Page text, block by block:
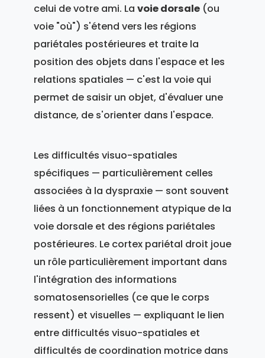
celui de votre ami. La voie dorsale(ou
voie "où") s'étend vers les régions
pariétales postérieures et traite la
position des objets dans l'espace et les
relations spatiales — c'est la voie qui
permet de saisir un objet, d'évaluer une
distance, de s'orienter dans l'espace.
Les difficultés visuo-spatiales
spécifiques — particulièrement celles
associées à la dyspraxie — sont souvent
liées à un fonctionnement atypique de la
voie dorsale et des régions pariétales
postérieures. Le cortex pariétal droit joue
un rôle particulièrement important dans
l'intégration des informations
somatosensorielles (ce que le corps
ressent) et visuelles — expliquant le lien
entre difficultés visuo-spatiales et
difficultés de coordination motrice dans